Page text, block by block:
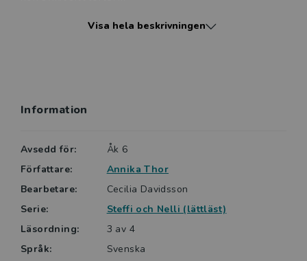
Föräldrarna fortsätter att skicka brev, men de är inte
Steffi träffar Judith, en flicka som hon gick i skolan
hör hemma. Judith verkar så säker på vem hon är. Men
Visa hela beskrivningen
Information
Avsedd för:
Åk 6
Författare:
Annika Thor
Bearbetare:
Cecilia Davidsson
Serie:
Steffi och Nelli (lättläst)
Läsordning:
3 av 4
Språk:
Svenska